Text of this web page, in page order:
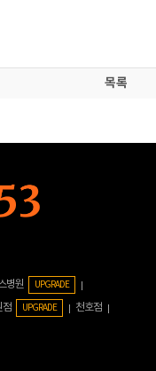
목록
병원 UPGRADE
점 UPGRADE
천호점